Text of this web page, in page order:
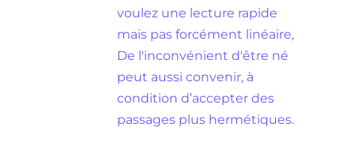
voulez une lecture rapide
mais pas forcément linéaire,
De l'inconvénient d'être né
peut aussi convenir, à
condition d’accepter des
passages plus hermétiques.